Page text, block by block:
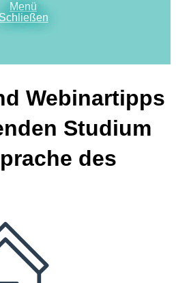
Menü
Schließen
Webinartipps
Studium
des